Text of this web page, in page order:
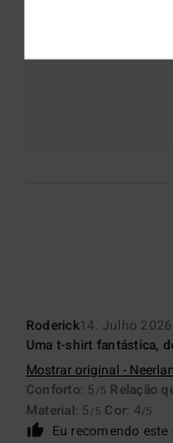
Roderick14. Julho 2026
Uma t-shirt fantástica,
Mostrar original -
Conforto: 5 /5 Relação
Material: 5 /5 Cor: 4/5
Eu recomendo